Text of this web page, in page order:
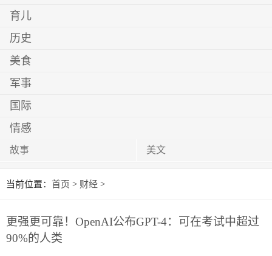
育儿
历史
美食
军事
国际
情感
故事 美文
当前位置： 首页 > 财经 >
更强更可靠！OpenAI公布GPT-4：可在考试中超过
90%的人类